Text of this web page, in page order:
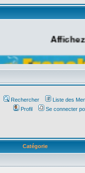
Rechercher
Liste des
Profil
Se connecter
Catégorie